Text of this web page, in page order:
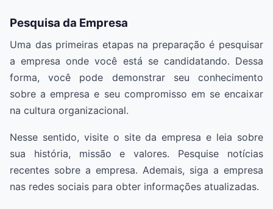
Pesquisa da Empresa
Uma das primeiras etapas na preparação é pesquisar
a empresa onde você está se candidatando. Dessa
forma, você pode demonstrar seu conhecimento
sobre a empresa e seu compromisso em se encaixar
na cultura organizacional.
Nesse sentido, visite o site da empresa e leia sobre
sua história, missão e valores. Pesquise notícias
recentes sobre a empresa. Ademais, siga a empresa
nas redes sociais para obter informações atualizadas.